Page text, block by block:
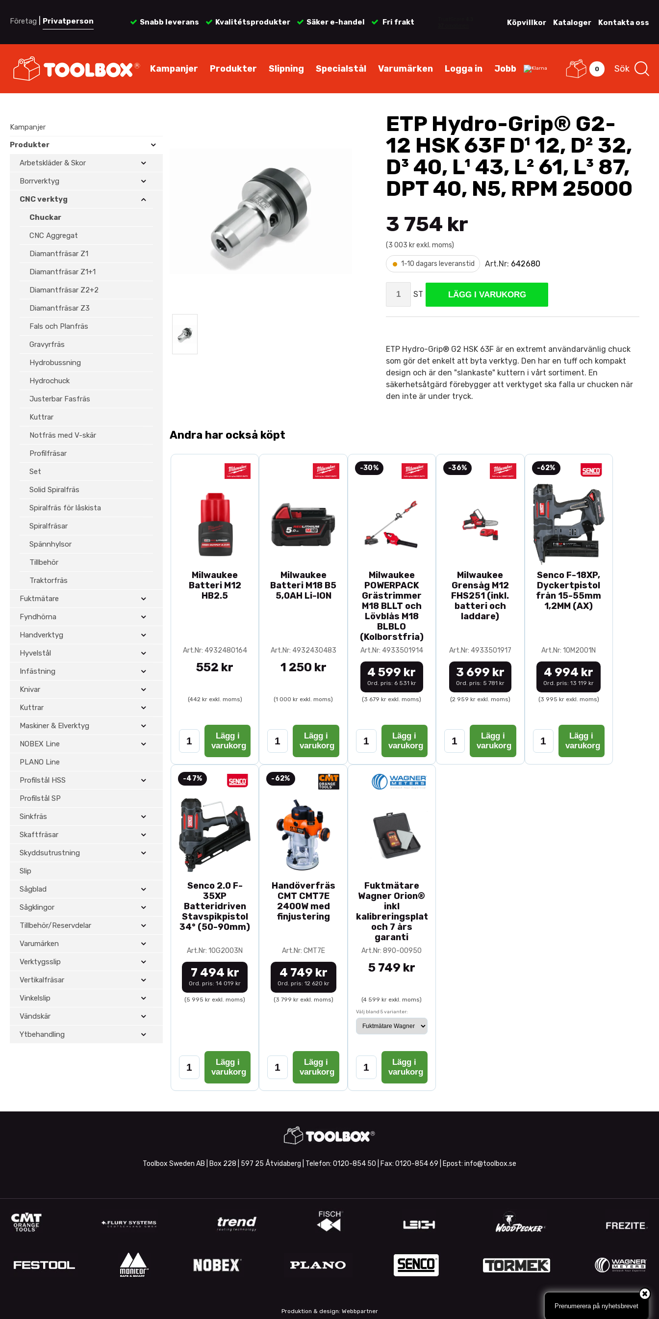
Företag Privatperson Snabb leverans Kvalitétsprodukter Säker e-handel Fri frakt Köpvillkor Kataloger Kontakta oss
Kampanjer Produkter Slipning Specialstål Varumärken Logga in Jobb 0 Sök
Kampanjer
Produkter
Arbetskläder & Skor
Borrverktyg
CNC verktyg
Chuckar
CNC Aggregat
Diamantfräsar Z1
Diamantfräsar Z1+1
Diamantfräsar Z2+2
Diamantfräsar Z3
Fals och Planfräs
Gravyrfräs
Hydrobussning
Hydrochuck
Justerbar Fasfräs
Kuttrar
Notfräs med V-skär
Profilfräsar
Set
Solid Spiralfräs
Spiralfräs för låskista
Spiralfräsar
Spännhylsor
Tillbehör
Traktorfräs
Fuktmätare
Fyndhörna
Handverktyg
Hyvelstål
Infästning
Knivar
Kuttrar
Maskiner & Elverktyg
NOBEX Line
PLANO Line
Profilstål HSS
Profilstål SP
Sinkfräs
Skaftfräsar
Skyddsutrustning
Slip
Sågblad
Sågklingor
Tillbehör/Reservdelar
Varumärken
Verktygsslip
Vertikalfräsar
Vinkelslip
Vändskär
Ytbehandling
ETP Hydro-Grip® G2-
12 HSK 63F D¹ 12, D² 32,
D³ 40, L¹ 43, L² 61, L³ 87,
DPT 40, N5, RPM 25000
3 754 kr
(3 003 kr exkl. moms)
• 1-10 dagars leveranstid Art.Nr: 642680
ST LÄGG I VARUKORG
ETP Hydro-Grip® G2 HSK 63F är en extremt användarvänlig chuck
som gör det enkelt att byta verktyg. Den har en tuff och kompakt
design och är den "slankaste" kuttern i vårt sortiment. En
säkerhetsåtgärd förebygger att verktyget ska falla ur chucken när
den inte är under tryck.
Andra har också köpt
Milwaukee
Batteri M12
HB2.5
Art.Nr: 4932480164
552 kr
(442 kr exkl. moms)
Lägg i
varukorg
Milwaukee
Batteri M18 B5
5,0AH Li-ION
Art.Nr: 4932430483
1 250 kr
(1 000 kr exkl. moms)
Lägg i
varukorg
-30%
Milwaukee
POWERPACK
Grästrimmer
M18 BLLT och
Lövblås M18
BLBLO
(Kolborstfria)
Art.Nr: 4933501914
4 599 kr
Ord. pris: 6 531 kr
(3 679 kr exkl. moms)
Lägg i
varukorg
-36%
Milwaukee
Grensåg M12
FHS251 (inkl.
batteri och
laddare)
Art.Nr: 4933501917
3 699 kr
Ord. pris: 5 781 kr
(2 959 kr exkl. moms)
Lägg i
varukorg
-62%
Senco F-18XP,
Dyckertpistol
från 15-55mm
1,2MM (AX)
Art.Nr: 10M2001N
4 994 kr
Ord. pris: 13 119 kr
(3 995 kr exkl. moms)
Lägg i
varukorg
-47%
Senco 2.0 F-
35XP
Batteridriven
Stavspikpistol
34° (50-90mm)
Art.Nr: 10G2003N
7 494 kr
Ord. pris: 14 019 kr
(5 995 kr exkl. moms)
Lägg i
varukorg
-62%
Handöverfräs
CMT CMT7E
2400W med
finjustering
Art.Nr: CMT7E
4 749 kr
Ord. pris: 12 620 kr
(3 799 kr exkl. moms)
Lägg i
varukorg
Fuktmätare
Wagner Orion®
inkl
kalibreringsplatta
och 7 års
garanti
Art.Nr: 890-00950
5 749 kr
(4 599 kr exkl. moms)
Välj bland 5 varianter:
Lägg i
varukorg
Toolbox Sweden AB | Box 228 | 597 25 Åtvidaberg | Telefon: 0120-854 50 | Fax: 0120-854 69 | Epost: info@toolbox.se
Produktion & design: Webbpartner
Prenumerera på nyhetsbrevet